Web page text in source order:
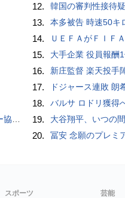
報道
12. 韓国の審判性接待
13. 本多被告 時速50キ
14. ＵＥＦＡがＦＩＦＡ主催大会への不参加継続、会
15. 大手企業 役員報酬
16. 新庄監督 楽天投手
17. ドジャース連敗 朗
18. バルサ ロドリ獲得
19. 大谷翔平、いつの間にか1位…謎現象が「おか
20. 冨安 念願のプレミ
スポーツ 芸能